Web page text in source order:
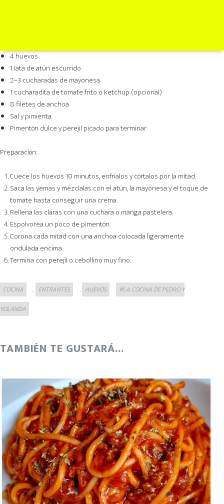
4 huevos
1 lata de atún escurrido
2–3 cucharadas de mayonesa
1 cucharadita de tomate frito o ketchup (opcional)
8 filetes de anchoa
Sal y pimienta
Pimentón dulce y perejil picado para terminar
Preparación:
Cuece los huevos 10 minutos, enfríalos y córtalos por la mitad.
Saca las yemas y mézclalas con el atún, la mayonesa y el toque de
tomate hasta conseguir una crema.
Rellena las claras con una cuchara o manga pastelera.
Espolvorea un poco de pimentón.
Corona cada mitad con una anchoa colocada ligeramente
ondulada encima.
Termina con perejil o cebollino muy fino.
Categories
COCINA , ENTRANTES , HUEVOS Tags
#LA COCINA DE PEDRO Y
YOLANDA
TAMBIÉN TE GUSTARÁ...